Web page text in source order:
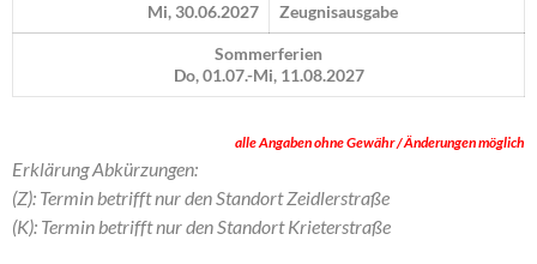
Mi, 30.06.2027 Zeugnisausgabe
Sommerferien
Do, 01.07.-Mi, 11.08.2027
alle Angaben ohne Gewähr / Änderungen möglich
Erklärung Abkürzungen:
(Z): Termin betrifft nur den Standort Zeidlerstraße
(K): Termin betrifft nur den Standort Krieterstraße